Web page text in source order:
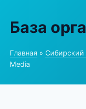
База
Главная » Сибирский
Media